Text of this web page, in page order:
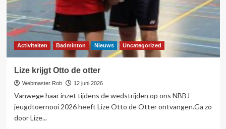
Activiteiten Badminton Nieuws Uncategorized
Lize krijgt Otto de otter
Webmaster Rob 12 juni 2026
Vanwege haar inzet tijdens de wedstrijden op ons NBBJ
jeugdtoernooi 2026 heeft Lize Otto de Otter ontvangen.Ga zo
door Lize...